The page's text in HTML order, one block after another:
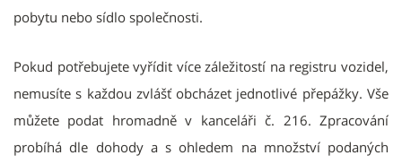
pobytu nebo sídlo společnosti.
Pokud potřebujete vyřídit více záležitostí na registru vozidel,
nemusíte s každou zvlášť obcházet jednotlivé přepážky. Vše
můžete podat hromadně v kanceláři č. 216. Zpracování
probíhá dle dohody a s ohledem na množství podaných